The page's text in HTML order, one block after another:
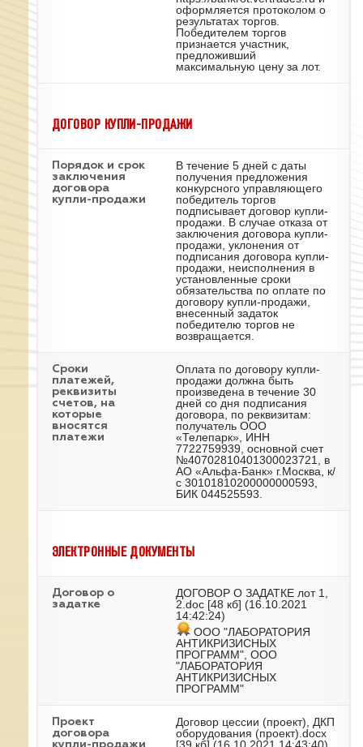
оформляется протоколом о
результатах торгов.
Победителем торгов
признается участник,
предложивший
максимальную цену за лот.
ДОГОВОР КУПЛИ-ПРОДАЖИ
Порядок и срок
заключения
договора
купли-продажи
В течение 5 дней с даты
получения предложения
конкурсного управляющего
победитель торгов
подписывает договор купли-
продажи. В случае отказа от
заключения договора купли-
продажи, уклонения от
подписания договора купли-
продажи, неисполнения в
установленные сроки
обязательства по оплате по
договору купли-продажи,
внесенный задаток
победителю торгов не
возвращается.
Сроки
платежей,
реквизиты
счетов, на
которые
вносятся
платежи
Оплата по договору купли-
продажи должна быть
произведена в течение 30
дней со дня подписания
договора, по реквизитам:
получатель ООО
«Телепарк», ИНН
7722759939, основной счет
№40702810401300023721, в
АО «Альфа-Банк» г.Москва, к/
с 30101810200000000593,
БИК 044525593.
ЭЛЕКТРОННЫЕ ДОКУМЕНТЫ
Договор о
задатке
ДОГОВОР О ЗАДАТКЕ лот 1,
2.doc [48 кб] (16.10.2021
14:42:24)
ООО "ЛАБОРАТОРИЯ
АНТИКРИЗИСНЫХ
ПРОГРАММ", ООО
"ЛАБОРАТОРИЯ
АНТИКРИЗИСНЫХ
ПРОГРАММ"
Проект
договора
купли-продажи
Договор цессии (проект), ДКП
оборудования (проект).docx